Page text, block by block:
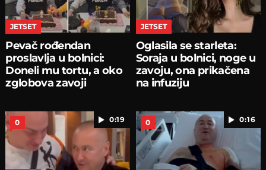
JETSET
Pevač rođendan
proslavlja u bolnici:
Doneli mu tortu, a oko
zglobova zavoji
JETSET
Oglasila se starleta:
Soraja u bolnici, noge u
zavoju, ona prikačena
na infuziju
0:19
0 0:16
0